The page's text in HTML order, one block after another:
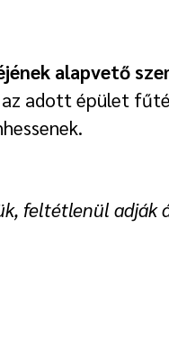
alapvető
adott épület
feltétlenül adják